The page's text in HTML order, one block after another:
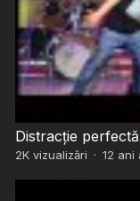
Distracție
2Kvizualizări · 12 ani